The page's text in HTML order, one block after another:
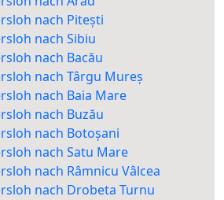
nach Pitești
nach Sibiu
nach Bacău
nach Târgu Mureș
nach Baia Mare
nach Buzău
nach Botoșani
nach Satu Mare
nach Râmnicu Vâlcea
nach Drobeta Turnu